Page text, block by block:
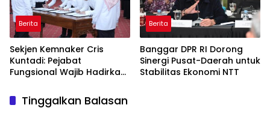
Berita
Sekjen Kemnaker Cris
Kuntadi: Pejabat
Fungsional Wajib Hadirkan
Berita
Banggar DPR RI Dorong
Sinergi Pusat-Daerah untuk
Stabilitas Ekonomi NTT
Tinggalkan Balasan